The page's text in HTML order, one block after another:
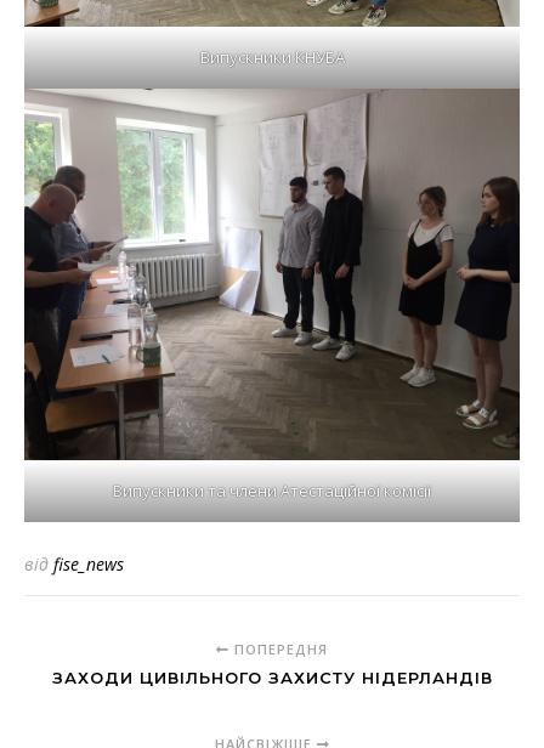
Випускники КНУБА
Випускники та члени Атестаційної комісії
від fise_news
ПОПЕРЕДНЯ
ЗАХОДИ ЦИВІЛЬНОГО ЗАХИСТУ НІДЕРЛАНДІВ
НАЙСВІЖІШЕ